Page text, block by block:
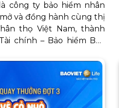
công ty bảo hiểm nhân
và đồng hành cùng thị
thọ Việt Nam, thành
chính – Bảo hiểm Bảo
Nhân thọ luôn đặt mục
trung tâm, tôn trọng và
định pháp luật liên
vệ dữ liệu cá nhân.